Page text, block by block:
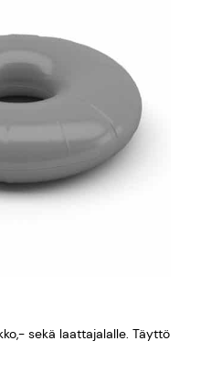
sekä laattajalalle. Täyttö